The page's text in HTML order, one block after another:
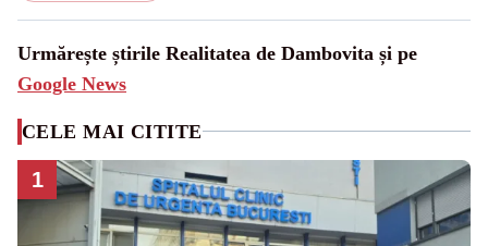
Urmărește știrile Realitatea de Dambovita și pe
Google News
CELE MAI CITITE
1